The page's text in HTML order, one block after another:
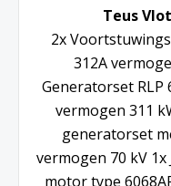
Teus
2x
312A
Generatorset RLP
vermogen 311
generatorset
vermogen 70 kV
motor type